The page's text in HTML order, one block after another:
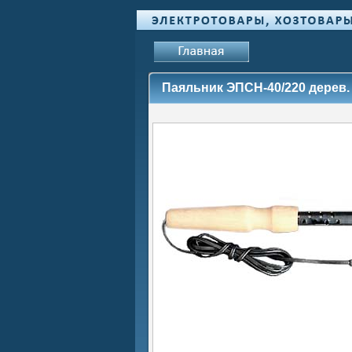
Паяльник ЭПСН-40/220